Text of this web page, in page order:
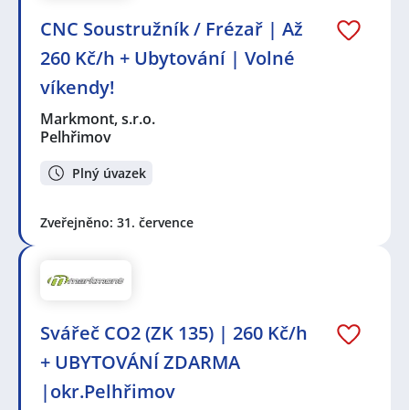
CNC Soustružník / Frézař | Až
260 Kč/h + Ubytování | Volné
víkendy!
Markmont, s.r.o.
Pelhřimov
Plný úvazek
Zveřejněno: 31. července
Svářeč CO2 (ZK 135) | 260 Kč/h
+ UBYTOVÁNÍ ZDARMA
|okr.Pelhřimov